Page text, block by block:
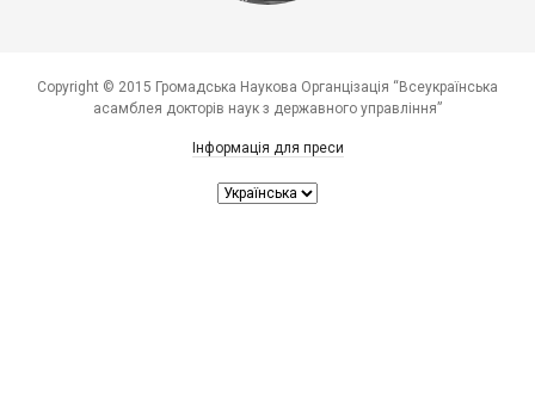
Copyright © 2015 Громадська Наукова Органцізація “Всеукраїнська
асамблея докторів наук з державного управління”
Інформація для преси